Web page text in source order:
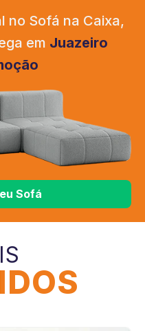
no Sofá na Caixa,
em Juazeiro
Sofá